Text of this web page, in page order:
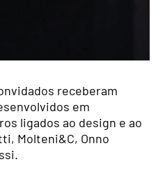
receberam
em
ligados ao design e ao
Molteni&C, Onno